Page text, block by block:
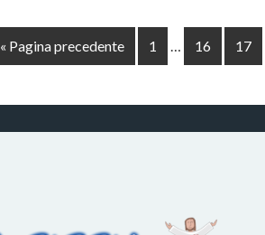
« Pagina precedente 1 … 16 17